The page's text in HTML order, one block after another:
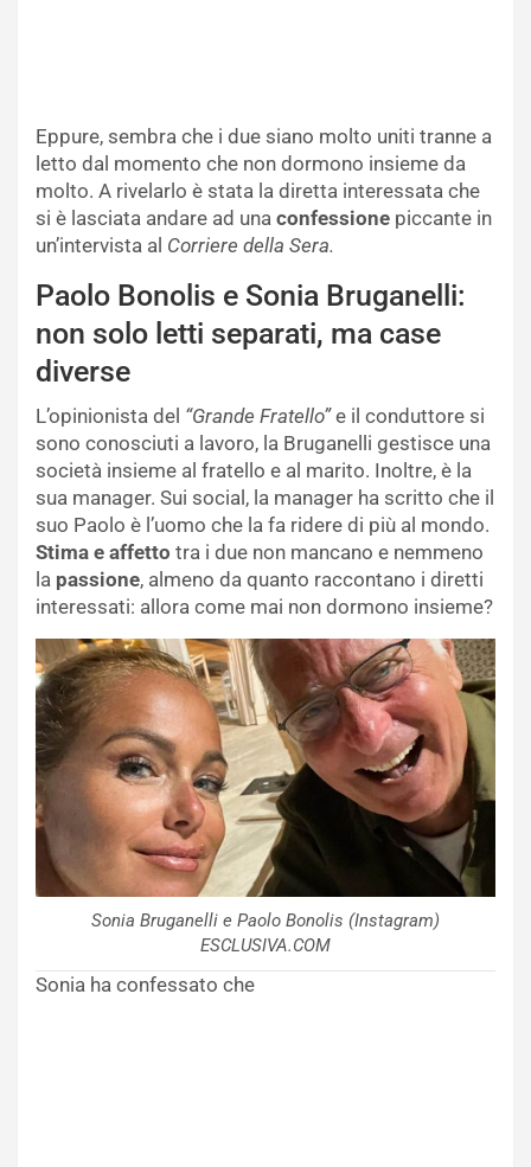
Eppure, sembra che i due siano molto uniti tranne a
letto dal momento che non dormono insieme da
molto. A rivelarlo è stata la diretta interessata che
si è lasciata andare ad una confessione piccante in
un’intervista al Corriere della Sera.
Paolo Bonolis e Sonia Bruganelli:
non solo letti separati, ma case
diverse
L’opinionista del “Grande Fratello”e il conduttore si
sono conosciuti a lavoro, la Bruganelli gestisce una
società insieme al fratello e al marito. Inoltre, è la
sua manager. Sui social, la manager ha scritto che il
suo Paolo è l’uomo che la fa ridere di più al mondo.
Stima e affetto tra i due non mancano e nemmeno
la passione, almeno da quanto raccontano i diretti
interessati: allora come mai non dormono insieme?
Sonia Bruganelli e Paolo Bonolis (Instagram)
ESCLUSIVA.COM
Sonia ha confessato che